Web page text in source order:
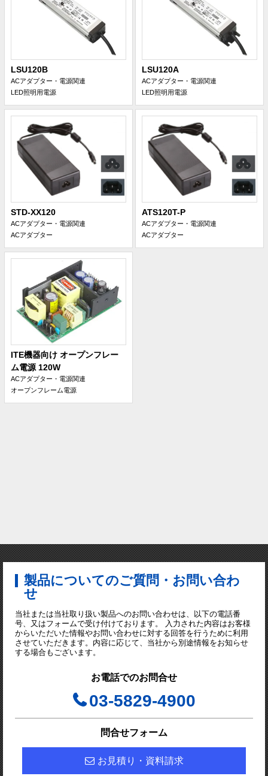
LSU120B
ACアダプター・電源関連
LED照明用電源
LSU120A
ACアダプター・電源関連
LED照明用電源
STD-XX120
ACアダプター・電源関連
ACアダプター
ATS120T-P
ACアダプター・電源関連
ACアダプター
ITE機器向け オープンフレー
ム電源 120W
ACアダプター・電源関連
オープンフレーム電源
製品についてのご質問・お問い合わ
せ
当社または当社取り扱い製品へのお問い合わせは、以下の電話番
号、又はフォームで受け付けております。 入力された内容はお客様
からいただいた情報やお問い合わせに対する回答を行うために利用
させていただきます。内容に応じて、当社から別途情報をお知らせ
する場合もございます。
お電話でのお問合せ
03-5829-4900
問合せフォーム
お見積り・資料請求